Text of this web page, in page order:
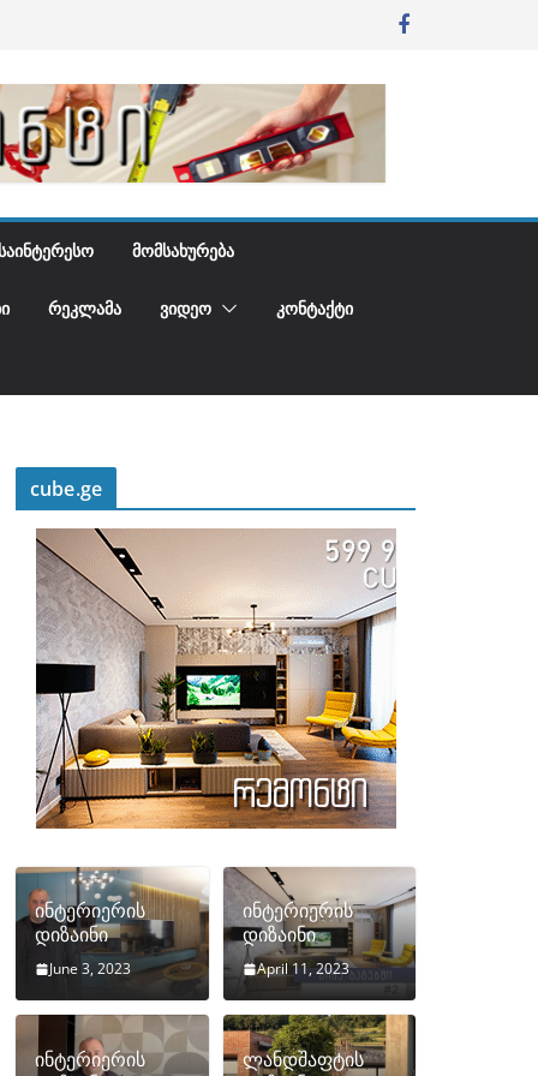
ᲡᲐᲘᲜᲢᲔᲠᲔᲡᲝ ᲛᲝᲛᲡᲐᲮᲣᲠᲔᲑᲐ
ᲠᲔᲙᲚᲐᲛᲐ ᲕᲘᲓᲔᲝ ᲙᲝᲜᲢᲐᲥᲢᲘ
cube.ge
ინტერიერის
დიზაინი
June 3, 2023
ინტერიერის
დიზაინი
April 11, 2023
ინტერიერის
ლანდშაფტის